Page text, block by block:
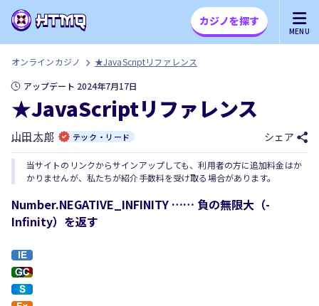
MENU
カジノを探す
オンラインカジノ
★JavaScriptリファレンス
アップデート 2024年7月17日
★JavaScriptリファレンス
山田 太郎 テック・リード シェア
当サイトのリンクからサインアップしても、利用者の方に追加料金はか
かりませんが、私たちが紹介手数料を受け取る場合があります。
Number.NEGATIVE_INFINITY …… 負の無限大（-
Infinity）を返す